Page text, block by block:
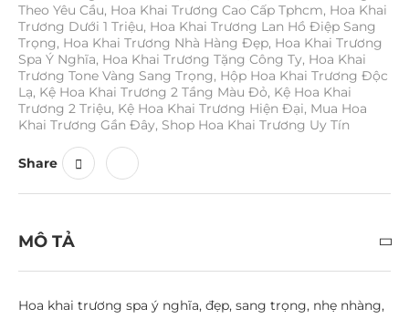
Theo Yêu Cầu, Hoa Khai Trương Cao Cấp Tphcm, Hoa Khai
Trương Dưới 1 Triệu, Hoa Khai Trương Lan Hồ Điệp Sang
Trọng, Hoa Khai Trương Nhà Hàng Đẹp, Hoa Khai Trương
Spa Ý Nghĩa, Hoa Khai Trương Tặng Công Ty, Hoa Khai
Trương Tone Vàng Sang Trọng, Hộp Hoa Khai Trương Độc
Lạ, Kệ Hoa Khai Trương 2 Tầng Màu Đỏ, Kệ Hoa Khai
Trương 2 Triệu, Kệ Hoa Khai Trương Hiện Đại, Mua Hoa
Khai Trương Gần Đây, Shop Hoa Khai Trương Uy Tín
Share
MÔ TẢ
Hoa khai trương spa ý nghĩa, đẹp, sang trọng, nhẹ nhàng,